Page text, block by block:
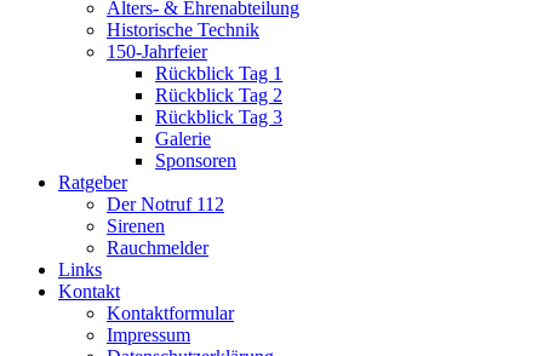
Alters- & Ehrenabteilung
Historische Technik
150-Jahrfeier
Rückblick Tag 1
Rückblick Tag 2
Rückblick Tag 3
Galerie
Sponsoren
Ratgeber
Der Notruf 112
Sirenen
Rauchmelder
Links
Kontakt
Kontaktformular
Impressum